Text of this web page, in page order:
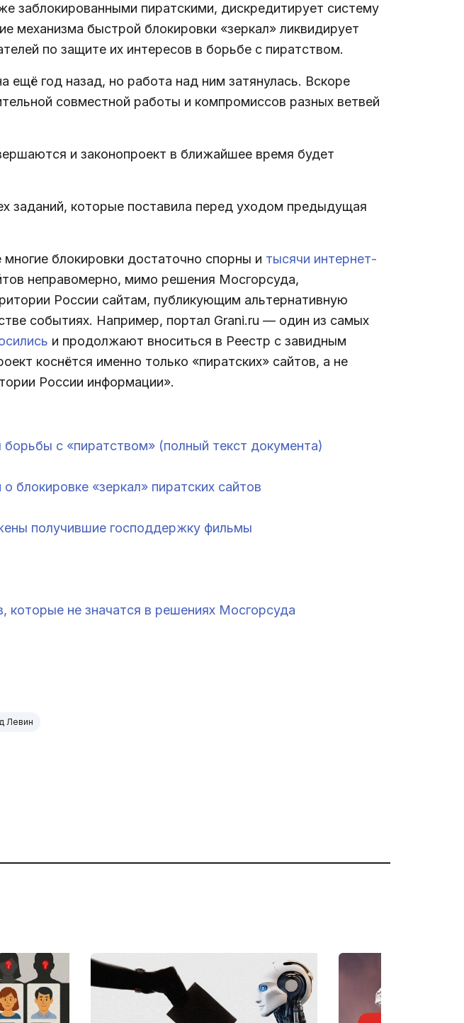
заблокированными пиратскими, дискредитирует систему
механизма быстрой блокировки «зеркал» ликвидирует
по защите их интересов в борьбе с пиратством.
ещё год назад, но работа над ним затянулась. Вскоре
совместной работы и компромиссов разных ветвей
и законопроект в ближайшее время будет
заданий, которые поставила перед уходом предыдущая
блокировки достаточно спорны и тысячи интернет-
неправомерно, мимо решения Мосгорсуда,
России сайтам, публикующим альтернативную
событиях. Например, портал Grani.ru — один из самых
и продолжают вноситься в Реестр с завидным
коснётся именно только «пиратских» сайтов, а не
России информации».
с «пиратством» (полный текст документа)
«зеркал» пиратских сайтов
получившие господдержку фильмы
которые не значатся в решениях Мосгорсуда
Левин